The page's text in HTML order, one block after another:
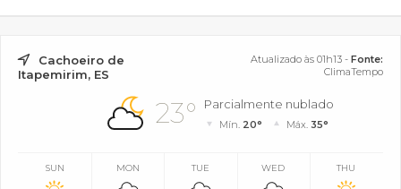
Cachoeiro de
Itapemirim, ES
Atualizado às 01h13 - Fonte:
ClimaTempo
23° Parcialmente nublado
Mín. 20° Máx. 35°
SUN MON TUE WED THU